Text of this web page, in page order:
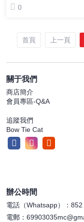
0
首頁 上一頁
關于我們
商店簡介
會員專區-Q&A
追蹤我們
Bow Tie Cat
辦公時間
電話（Whatsapp）：
電郵：